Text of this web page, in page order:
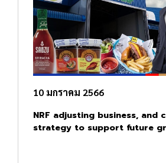
10 มกราคม 2566
NRF adjusting business, and
strategy to support future